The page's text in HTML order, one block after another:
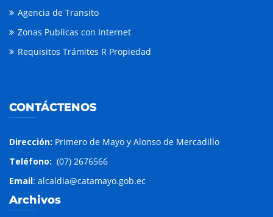
Agencia de Transito
Zonas Publicas con Internet
Requisitos Trámites R Propiedad
CONTÁCTENOS
Dirección: Primero de Mayo y Alonso de Mercadillo
Teléfono: (07) 2676566
Email: alcaldia@catamayo.gob.ec
Archivos